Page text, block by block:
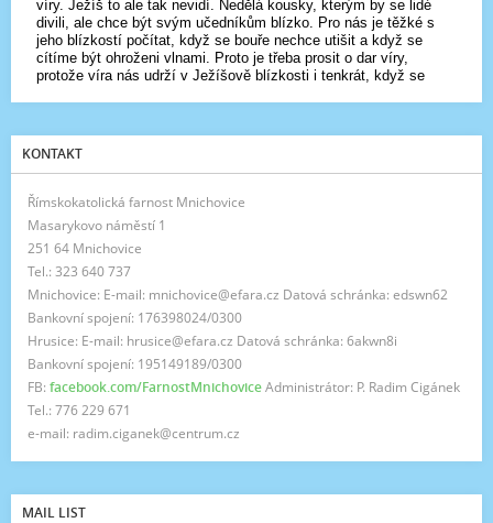
KONTAKT
Římskokatolická farnost Mnichovice
Masarykovo náměstí 1
251 64 Mnichovice
Tel.: 323 640 737
Mnichovice: E-mail: mnichovice@efara.cz Datová schránka: edswn62
Bankovní spojení: 176398024/0300
Hrusice: E-mail: hrusice@efara.cz Datová schránka: 6akwn8i
Bankovní spojení: 195149189/0300
FB: facebook.com/FarnostMnichoviceAdministrátor: P. Radim Cigánek
Tel.: 776 229 671
e-mail: radim.ciganek@centrum.cz
MAIL LIST